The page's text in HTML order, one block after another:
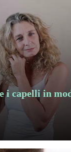
i capelli in